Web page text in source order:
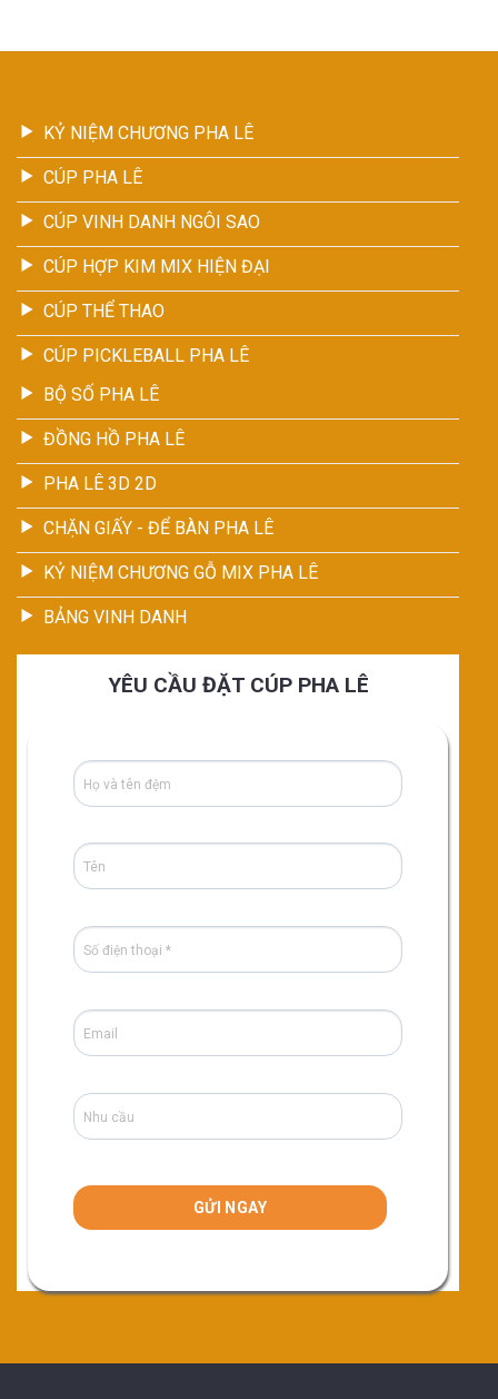
KỶ NIỆM CHƯƠNG PHA LÊ
CÚP PHA LÊ
CÚP VINH DANH NGÔI SAO
CÚP HỢP KIM MIX HIỆN ĐẠI
CÚP THỂ THAO
CÚP PICKLEBALL PHA LÊ
BỘ SỐ PHA LÊ
ĐỒNG HỒ PHA LÊ
PHA LÊ 3D 2D
CHẶN GIẤY - ĐỂ BÀN PHA LÊ
KỶ NIỆM CHƯƠNG GỖ MIX PHA LÊ
BẢNG VINH DANH
YÊU CẦU ĐẶT CÚP PHA LÊ